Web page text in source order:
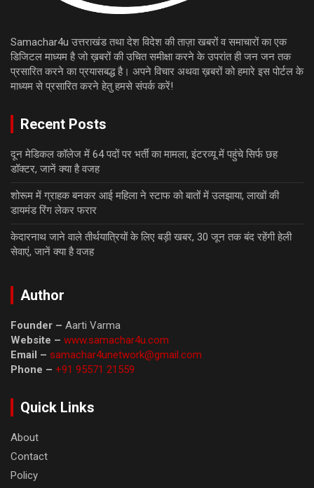
Samachar4u उत्तराखंड तथा देश विदेश की ताज़ा खबरों व समाचारों का एक
डिजिटल माध्यम है जो ख़बरों की उचित समीक्षा करने के उपरांत ही जन जन तक
प्रसारित करने का प्रयासबद्ध है। अपने विचार अथवा ख़बरों को हमारे इस पोर्टल के
माध्यम से प्रसारित करने हेतु हमसे संपर्क करें!
Recent Posts
दून मेडिकल कॉलेज में 64 पदों पर भर्ती का मामला, इंटरव्यू में पहुंचे सिर्फ छह
डॉक्टर, जानें क्या है वजह
शोरूम में ग्राहक बनकर आई महिला ने स्टाफ को बातों में उलझाया, लाखों की
डायमंड रिंग लेकर फरार
केदारनाथ जाने वाले तीर्थयात्रियों के लिए बड़ी खबर, 30 जून तक बंद रहेंगी हेली
सेवाएं, जानें क्या है वजह
Author
Founder – Aarti Varma
Website – www.samachar4u.com
Email – samachar4unetwork@gmail.com
Phone – +91 95571 21559
Quick Links
About
Contact
Policy